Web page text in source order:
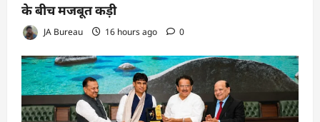
के बीच मजबूत कड़ी
JA Bureau 16 hours ago 0